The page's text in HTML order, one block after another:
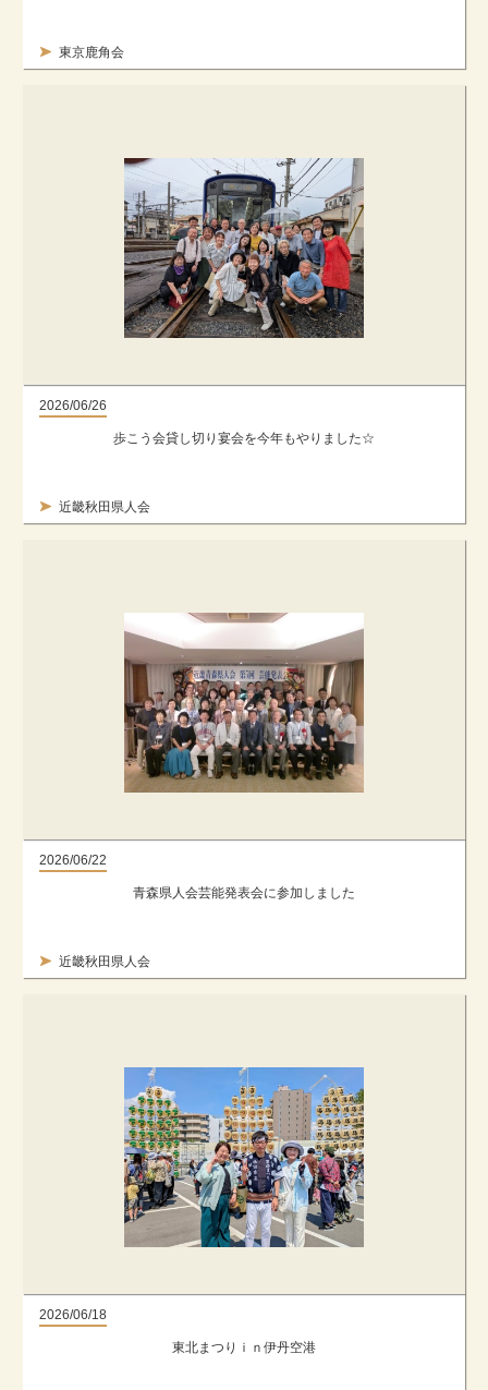
東京鹿角会
2026/06/26
近畿秋田県人会
歩こう会貸し切り宴会を今年もやりました☆
2026/06/22
近畿秋田県人会
青森県人会芸能発表会に参加しました
2026/06/18
東北まつりｉｎ伊丹空港